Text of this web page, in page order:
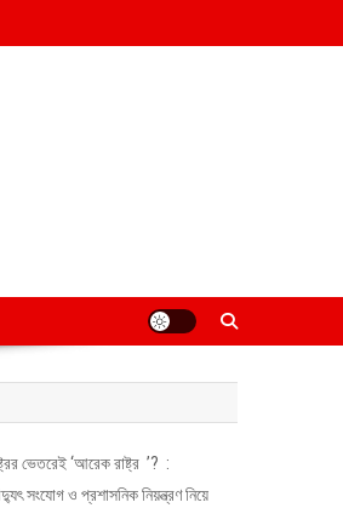
ভেতরেই ‘আরেক রাষ্ট্র ’? :
সংযোগ ও প্রশাসনিক নিয়ন্ত্রণ নিয়ে